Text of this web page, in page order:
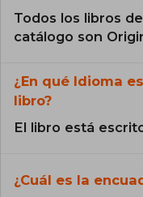
Todos los libros
catálogo son
¿En qué Idioma
libro?
El libro está
¿Cuál es la